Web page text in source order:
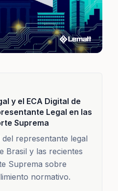
y el ECA Digital de
Legal en las
Suprema
representante legal
Brasil y las recientes
Suprema sobre
normativo.